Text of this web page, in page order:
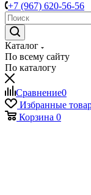
+7 (967) 620-56-56
Каталог
По всему сайту
По каталогу
Сравнение0
Избранные
Корзина 0